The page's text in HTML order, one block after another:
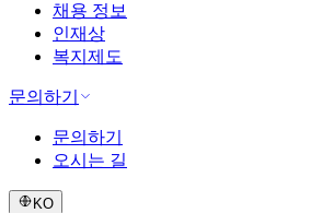
채용 정보
인재상
복지제도
문의하기
문의하기
오시는 길
KO